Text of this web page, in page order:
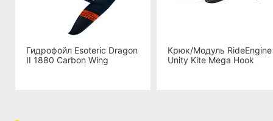
Гидрофойл Esoteric Dragon
II 1880 Carbon Wing
Крюк/Модуль RideEngine
Unity Kite Mega Hook